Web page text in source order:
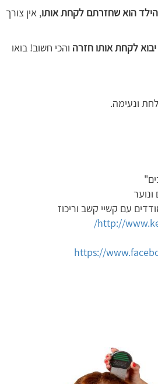
הוא שחזרתם לקחת אותו, אין צורך
לקחת אותו חזרה והכי חשוב! בואו
ונעימה.
עם קשיי קשב וריכוז
http://
/
https://